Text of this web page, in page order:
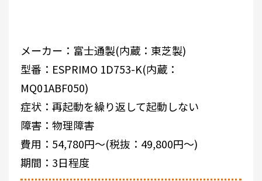
メーカー：富士通製(内蔵：東芝製)
型番：ESPRIMO 1D753-K(内蔵：
MQ01ABF050)
症状：再起動を繰り返して起動しない
障害：物理障害
費用：54,780円～(税抜：49,800円～)
期間：3日程度